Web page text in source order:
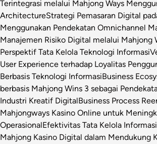
Terintegrasi melalui Mahjong Ways
ArchitectureStrategi Pemasaran Digital
Menggunakan Pendekatan Omnichannel
Manajemen Risiko Digital melalui Mahjong
Perspektif Tata Kelola Teknologi Informasi
User Experience terhadap Loyalitas
Berbasis Teknologi InformasiBusiness
berbasis Mahjong Wins 3 sebagai
Industri Kreatif DigitalBusiness Process
Mahjongways Kasino Online untuk
OperasionalEfektivitas Tata Kelola
Mahjong Kasino Digital dalam Mendukung